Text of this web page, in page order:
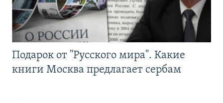
Подарок от "Русского мира". Какие
книги Москва предлагает сербам